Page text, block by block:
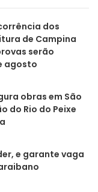
dos
de Campina
serão
agosto
obras em São
do Rio do Peixe
e garante vaga